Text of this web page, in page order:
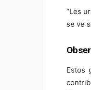
“Les
se ve
Estos